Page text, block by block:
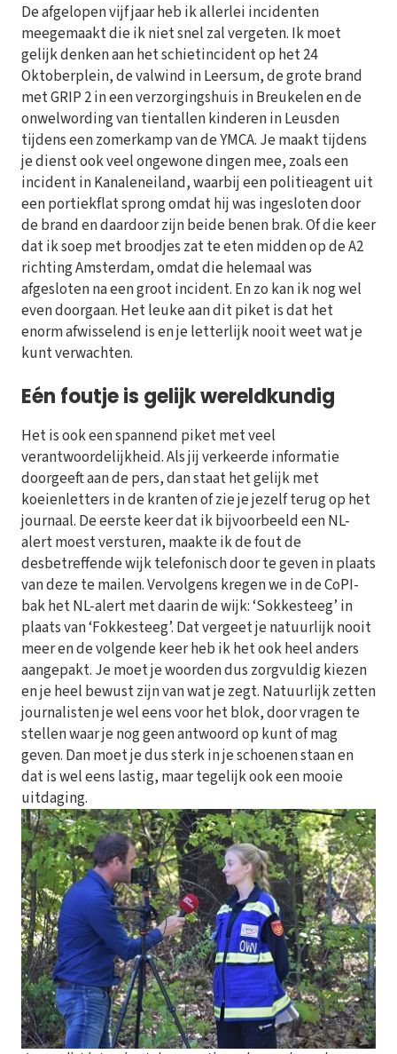
De afgelopen vijf jaar heb ik allerlei incidenten
meegemaakt die ik niet snel zal vergeten. Ik moet
gelijk denken aan het schietincident op het 24
Oktoberplein, de valwind in Leersum, de grote brand
met GRIP 2 in een verzorgingshuis in Breukelen en de
onwelwording van tientallen kinderen in Leusden
tijdens een zomerkamp van de YMCA. Je maakt tijdens
je dienst ook veel ongewone dingen mee, zoals een
incident in Kanaleneiland, waarbij een politieagent uit
een portiekflat sprong omdat hij was ingesloten door
de brand en daardoor zijn beide benen brak. Of die keer
dat ik soep met broodjes zat te eten midden op de A2
richting Amsterdam, omdat die helemaal was
afgesloten na een groot incident. En zo kan ik nog wel
even doorgaan. Het leuke aan dit piket is dat het
enorm afwisselend is en je letterlijk nooit weet wat je
kunt verwachten.
Eén foutje is gelijk wereldkundig
Het is ook een spannend piket met veel
verantwoordelijkheid. Als jij verkeerde informatie
doorgeeft aan de pers, dan staat het gelijk met
koeienletters in de kranten of zie je jezelf terug op het
journaal. De eerste keer dat ik bijvoorbeeld een NL-
alert moest versturen, maakte ik de fout de
desbetreffende wijk telefonisch door te geven in plaats
van deze te mailen. Vervolgens kregen we in de CoPI-
bak het NL-alert met daarin de wijk: ‘Sokkesteeg’ in
plaats van ‘Fokkesteeg’. Dat vergeet je natuurlijk nooit
meer en de volgende keer heb ik het ook heel anders
aangepakt. Je moet je woorden dus zorgvuldig kiezen
en je heel bewust zijn van wat je zegt. Natuurlijk zetten
journalisten je wel eens voor het blok, door vragen te
stellen waar je nog geen antwoord op kunt of mag
geven. Dan moet je dus sterk in je schoenen staan en
dat is wel eens lastig, maar tegelijk ook een mooie
uitdaging.